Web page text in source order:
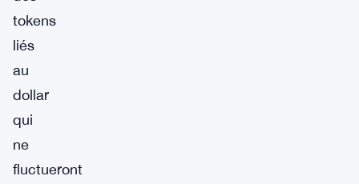
tokens
liés
au
dollar
qui
ne
fluctueront